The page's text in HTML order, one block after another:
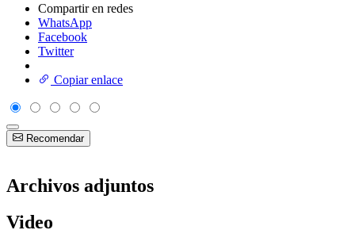
Compartir en redes
WhatsApp
Facebook
Twitter
Copiar enlace
Recomendar
Archivos adjuntos
Video